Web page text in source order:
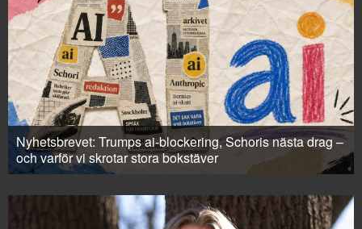
Nyhetsbrevet: Trumps ai-blockering, Schoris nästa drag –
och varför vi skrotar stora bokstäver